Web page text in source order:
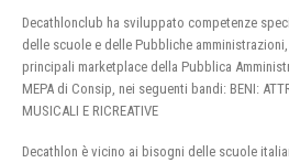
Decathlonclub ha sviluppato competenze
delle scuole e delle Pubbliche
principali marketplace della Pubblica
MEPA di Consip, nei seguenti bandi: BENI:
MUSICALI E RICREATIVE
Decathlon è vicino ai bisogni delle scuole